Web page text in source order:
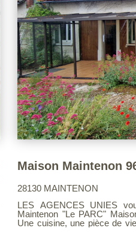
Maison Maintenon
28130 MAINTENON
LES AGENCES UNIES vous présentent en Exclusivité: Sur la commune de
Maintenon "Le PARC" Maison ancienne de plain pied
Une cuisine, une pièce de